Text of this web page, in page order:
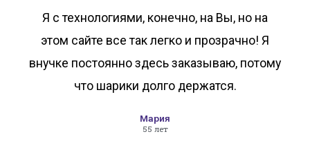
Я с технологиями, конечно, на Вы, но на
этом сайте все так легко и прозрачно! Я
внучке постоянно здесь заказываю, потому
что шарики долго держатся.
Мария
55 лет